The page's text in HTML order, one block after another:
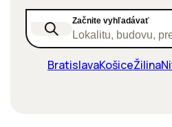
Začnite vyhľadávať
Lokalitu, budovu,
BratislavaKošiceŽilina